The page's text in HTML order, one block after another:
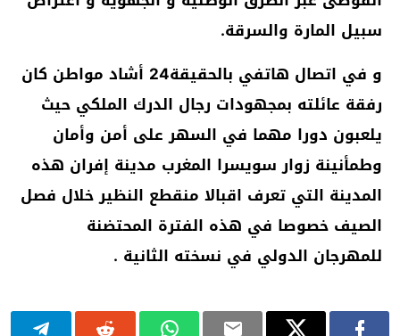
سبيل المارة والسرقة.
و في اتصال هاتفي بالحقيقة24 أشاد مواطن كان
رفقة عائلته بمجهودات رجال الدرك الملكي حيث
يلعبون دورا مهما في السهر على أمن وأمان
وطمأنينة زوار سويسرا المغرب مدينة إفران هذه
المدينة التي تعرف اقبالا منقطع النظير خلال فصل
الصيف خصوصا في هذه الفترة المحتضنة
للمهرجان الدولي في نسخته الثانية .